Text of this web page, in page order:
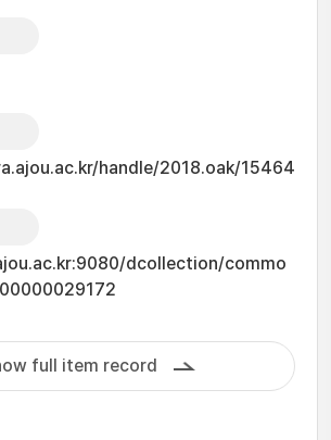
handle/2018.oak/15464
dcollection/commo
full item record